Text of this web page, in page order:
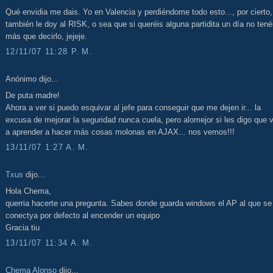
Qué envidia me dais. Yo en Valencia y perdiéndome todo esto..., por cierto,
también le doy al RISK, o sea que si queréis alguna partidita un día no
más que decirlo, jejeje.
12/11/07 11:28 P. M.
Anónimo dijo...
De puta madre!
Ahora a ver si puedo esquivar al jefe para conseguir que me dejen ir... la
excusa de mejorar la seguridad nunca cuela, pero alomejor si les digo que
a aprender a hacer más cosas molonas en AJAX... nos vemos!!!
13/11/07 1:27 A. M.
Txus dijo...
Hola Chema,
querria hacerte una pregunta. Sabes donde guarda windows el AP al que se
conectya por defecto al encender un equipo
Gracia tiu
13/11/07 11:34 A. M.
Chema Alonso dijo...